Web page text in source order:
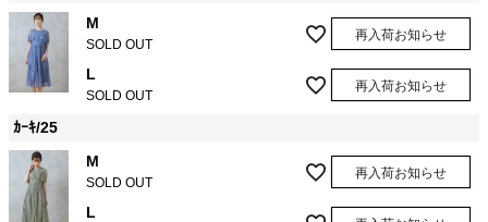
M
SOLD OUT
再入荷お知らせ
L
SOLD OUT
再入荷お知らせ
ｶｰｷ/25
M
SOLD OUT
再入荷お知らせ
L